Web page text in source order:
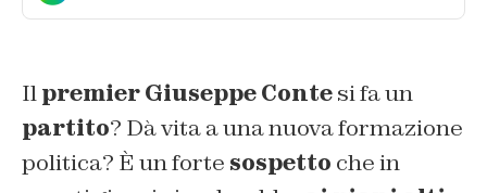
Ilpremier Giuseppe Contesi fa un
partito? Dà vita a una nuova formazione
politica? È un forte sospetto che in